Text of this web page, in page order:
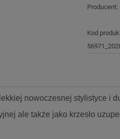
Producent:
Kod
nowoczesnej stylistyce i
ale także jako krzesło